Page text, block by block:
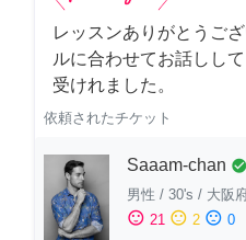
レッスンありがとうご
ルに合わせてお話しし
受けれました。
依頼されたチケット
Saaam-chan check_circle
男性 / 30's / 大阪
sentiment_satisfied 21 sentiment_neutral 2 sentiment_dissatisfied 0